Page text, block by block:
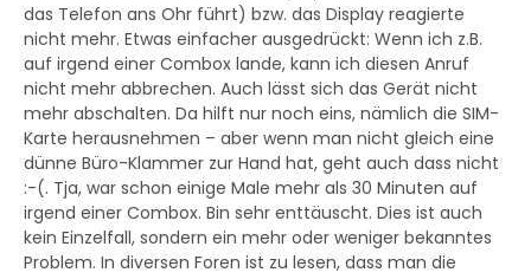
das Telefon ans Ohr führt) bzw. das Display reagierte
nicht mehr. Etwas einfacher ausgedrückt: Wenn ich z.B.
auf irgend einer Combox lande, kann ich diesen Anruf
nicht mehr abbrechen. Auch lässt sich das Gerät nicht
mehr abschalten. Da hilft nur noch eins, nämlich die SIM-
Karte herausnehmen – aber wenn man nicht gleich eine
dünne Büro-Klammer zur Hand hat, geht auch dass nicht
:-(. Tja, war schon einige Male mehr als 30 Minuten auf
irgend einer Combox. Bin sehr enttäuscht. Dies ist auch
kein Einzelfall, sondern ein mehr oder weniger bekanntes
Problem. In diversen Foren ist zu lesen, dass man die